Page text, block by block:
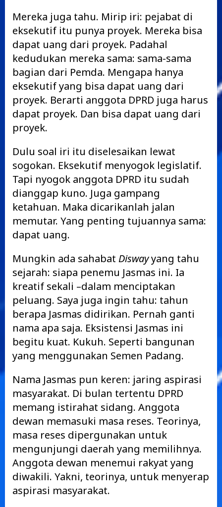
Mereka juga tahu. Mirip iri: pejabat di
eksekutif itu punya proyek. Mereka bisa
dapat uang dari proyek. Padahal
kedudukan mereka sama: sama-sama
bagian dari Pemda. Mengapa hanya
eksekutif yang bisa dapat uang dari
proyek. Berarti anggota DPRD juga harus
dapat proyek. Dan bisa dapat uang dari
proyek.
Dulu soal iri itu diselesaikan lewat
sogokan. Eksekutif menyogok legislatif.
Tapi nyogok anggota DPRD itu sudah
dianggap kuno. Juga gampang
ketahuan. Maka dicarikanlah jalan
memutar. Yang penting tujuannya sama:
dapat uang.
Mungkin ada sahabat Diswayyang tahu
sejarah: siapa penemu Jasmas ini. Ia
kreatif sekali –dalam menciptakan
peluang. Saya juga ingin tahu: tahun
berapa Jasmas didirikan. Pernah ganti
nama apa saja. Eksistensi Jasmas ini
begitu kuat. Kukuh. Seperti bangunan
yang menggunakan Semen Padang.
Nama Jasmas pun keren: jaring aspirasi
masyarakat. Di bulan tertentu DPRD
memang istirahat sidang. Anggota
dewan memasuki masa reses. Teorinya,
masa reses dipergunakan untuk
mengunjungi daerah yang memilihnya.
Anggota dewan menemui rakyat yang
diwakili. Yakni, teorinya, untuk menyerap
aspirasi masyarakat.